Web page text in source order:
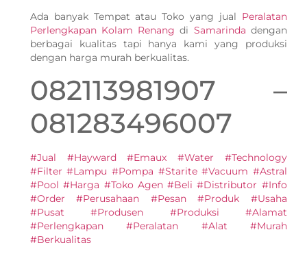
Ada banyak Tempat atau Toko yang jual Peralatan
Perlengkapan Kolam Renang di Samarinda dengan
berbagai kualitas tapi hanya kami yang produksi
dengan harga murah berkualitas.
082113981907 –
081283496007
#Jual #Hayward #Emaux #Water #Technology
#Filter #Lampu #Pompa #Starite #Vacuum #Astral
#Pool #Harga #Toko Agen #Beli #Distributor #Info
#Order #Perusahaan #Pesan #Produk #Usaha
#Pusat #Produsen #Produksi #Alamat
#Perlengkapan #Peralatan #Alat #Murah
#Berkualitas